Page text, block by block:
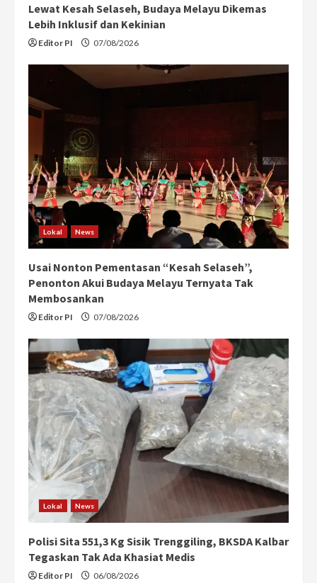
Lewat Kesah Selaseh, Budaya Melayu Dikemas
Lebih Inklusif dan Kekinian
Editor PI 07/08/2026
Lokal News
Usai Nonton Pementasan “Kesah Selaseh”,
Penonton Akui Budaya Melayu Ternyata Tak
Membosankan
Editor PI 07/08/2026
Lokal News
Polisi Sita 551,3 Kg Sisik Trenggiling, BKSDA Kalbar
Tegaskan Tak Ada Khasiat Medis
Editor PI 06/08/2026